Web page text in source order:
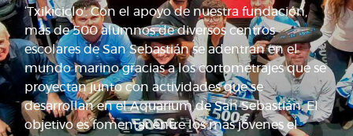
‘Txikiciclo’. Con el apoyo de nuestra fundación,
más de 500 alumnos de diversos centros
escolares de San Sebastián se adentran en el
mundo marino gracias a los cortometrajes que se
proyectan junto con actividades que se
desarrollan en el Aquarium de San Sebastián. El
objetivo es fomentar entre los más jóvenes el